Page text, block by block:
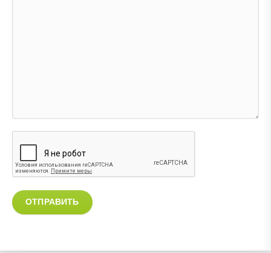
ОТПРАВИТЬ